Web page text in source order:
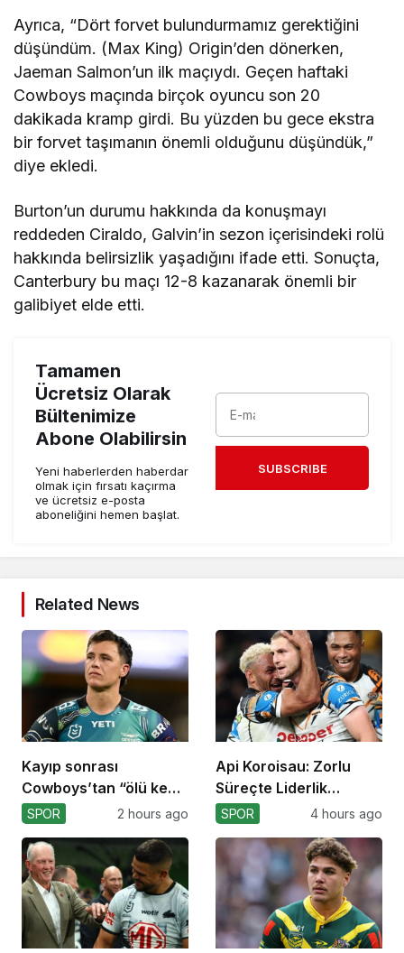
Ayrıca, “Dört forvet bulundurmamız gerektiğini
düşündüm. (Max King) Origin’den dönerken,
Jaeman Salmon’un ilk maçıydı. Geçen haftaki
Cowboys maçında birçok oyuncu son 20
dakikada kramp girdi. Bu yüzden bu gece ekstra
bir forvet taşımanın önemli olduğunu düşündük,”
diye ekledi.
Burton’un durumu hakkında da konuşmayı
reddeden Ciraldo, Galvin’in sezon içerisindeki rolü
hakkında belirsizlik yaşadığını ifade etti. Sonuçta,
Canterbury bu maçı 12-8 kazanarak önemli bir
galibiyet elde etti.
Tamamen
Ücretsiz Olarak
Bültenimize
Abone Olabilirsin
Yeni haberlerden haberdar
olmak için fırsatı kaçırma
ve ücretsiz e-posta
aboneliğini hemen başlat.
SUBSCRIBE
Related News
Kayıp sonrası
Cowboys’tan “ölü kedi”
atılımı!
SPOR 2 hours ago
Api Koroisau: Zorlu
Süreçte Liderlik
Mücadelesi
SPOR 4 hours ago